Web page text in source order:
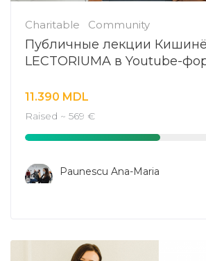
Charitable Community
Публичные лекции
LECTORIUMA в Youtube-
11.390 MDL
Raised ~ 569 €
Paunescu Ana-Maria